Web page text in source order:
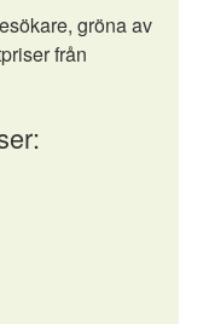
gröna av
från